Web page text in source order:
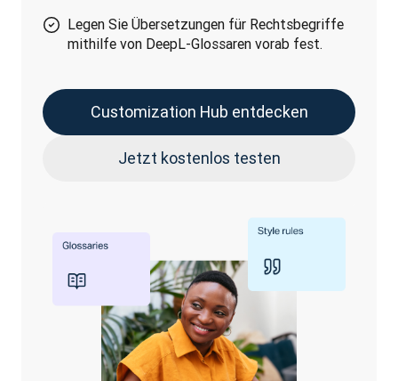
Legen Sie Übersetzungen für Rechtsbegriffe
mithilfe von DeepL-Glossaren vorab fest.
Customization Hub entdecken
Jetzt kostenlos testen